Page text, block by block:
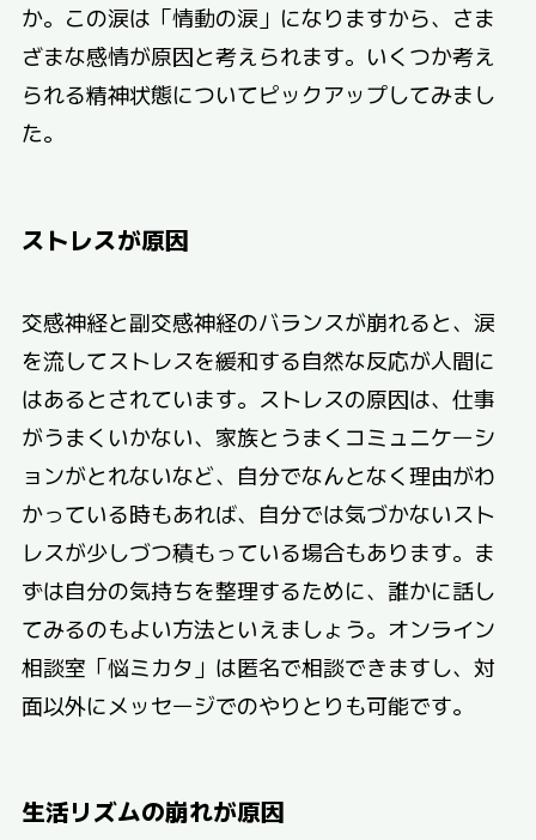
か。この涙は「情動の涙」になりますから、さま
ざまな感情が原因と考えられます。いくつか考え
られる精神状態についてピックアップしてみまし
た。
ストレスが原因
交感神経と副交感神経のバランスが崩れると、涙
を流してストレスを緩和する自然な反応が人間に
はあるとされています。ストレスの原因は、仕事
がうまくいかない、家族とうまくコミュニケーシ
ョンがとれないなど、自分でなんとなく理由がわ
かっている時もあれば、自分では気づかないスト
レスが少しづつ積もっている場合もあります。ま
ずは自分の気持ちを整理するために、誰かに話し
てみるのもよい方法といえましょう。オンライン
相談室「悩ミカタ」は匿名で相談できますし、対
面以外にメッセージでのやりとりも可能です。
生活リズムの崩れが原因